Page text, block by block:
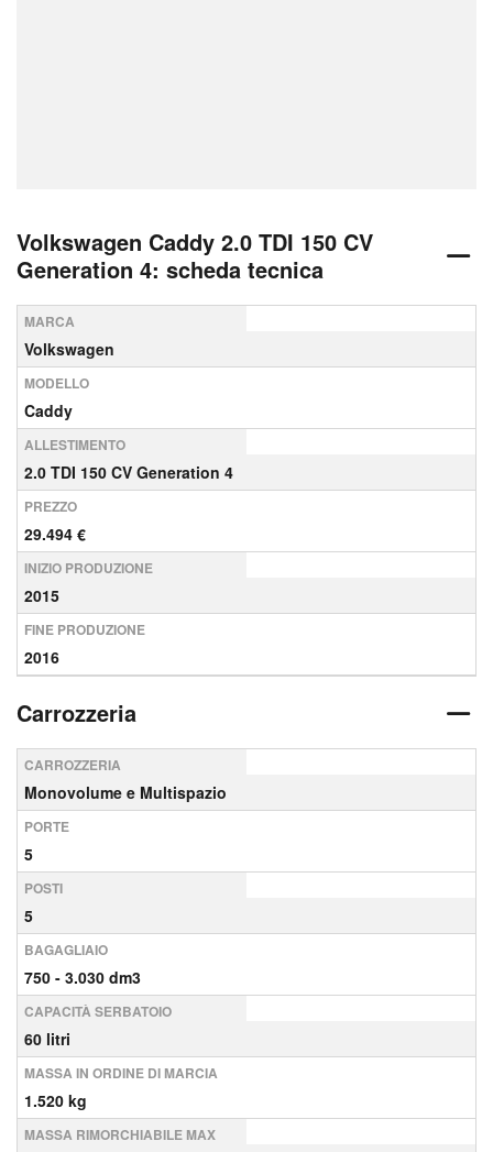
Volkswagen Caddy 2.0 TDI 150 CV
Generation 4: scheda tecnica
MARCA
Volkswagen
MODELLO
Caddy
ALLESTIMENTO
2.0 TDI 150 CV Generation 4
PREZZO
29.494 €
INIZIO PRODUZIONE
2015
FINE PRODUZIONE
2016
Carrozzeria
CARROZZERIA
Monovolume e Multispazio
PORTE
5
POSTI
5
BAGAGLIAIO
750 - 3.030 dm3
CAPACITÀ SERBATOIO
60 litri
MASSA IN ORDINE DI MARCIA
1.520 kg
MASSA RIMORCHIABILE MAX